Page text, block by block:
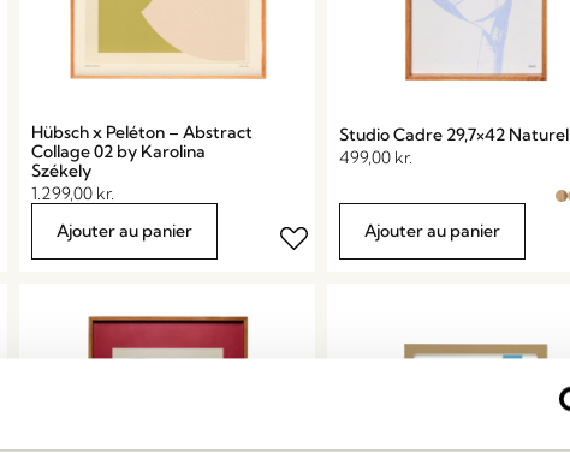
Hübsch x Peléton – Abstract
Collage 02 by Karolina
Székely
1.299,00 kr.
Ajouter au panier
Studio Cadre 29,7×42 Naturel
499,00 kr.
Ajouter au panier